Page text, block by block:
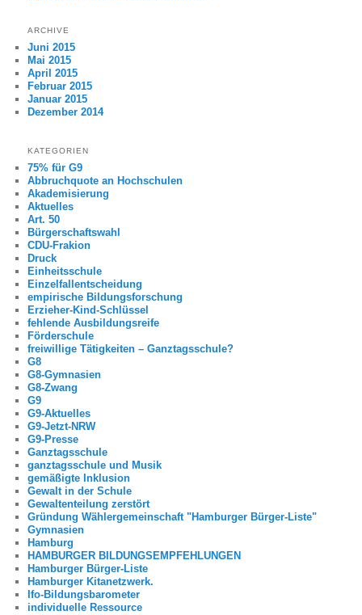
ARCHIVE
Juni 2015
Mai 2015
April 2015
Februar 2015
Januar 2015
Dezember 2014
KATEGORIEN
75% für G9
Abbruchquote an Hochschulen
Akademisierung
Aktuelles
Art. 50
Bürgerschaftswahl
CDU-Frakion
Druck
Einheitsschule
Einzelfallentscheidung
empirische Bildungsforschung
Erzieher-Kind-Schlüssel
fehlende Ausbildungsreife
Förderschule
freiwillige Tätigkeiten – Ganztagsschule?
G8
G8-Gymnasien
G8-Zwang
G9
G9-Aktuelles
G9-Jetzt-NRW
G9-Presse
Ganztagsschule
ganztagsschule und Musik
gemäßigte Inklusion
Gewalt in der Schule
Gewaltenteilung zerstört
Gründung Wählergemeinschaft "Hamburger Bürger-Liste"
Gymnasien
Hamburg
HAMBURGER BILDUNGSEMPFEHLUNGEN
Hamburger Bürger-Liste
Hamburger Kitanetzwerk.
Ifo-Bildungsbarometer
individuelle Ressource